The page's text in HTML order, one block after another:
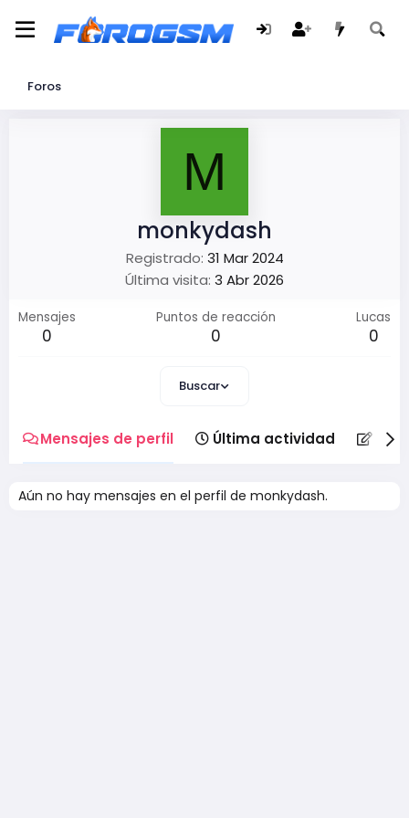
Foros
M
monkydash
Registrado 31 Mar 2024
Última visita 3 Abr 2026
Mensajes
0
Puntos de reacción
0
Lucas
0
Buscar
Mensajes de perfil Última actividad
Aún no hay mensajes en el perfil de monkydash.